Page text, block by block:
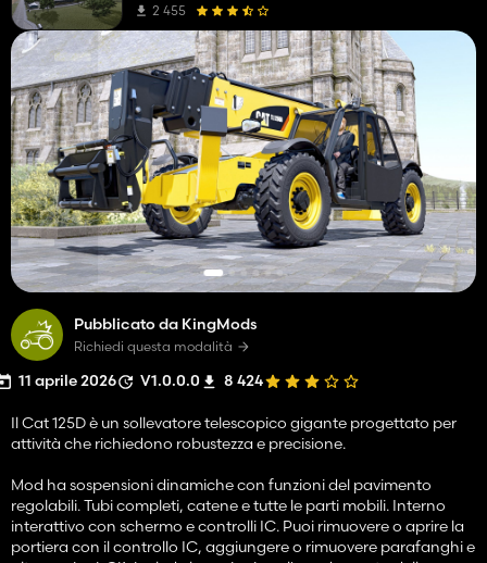
Pubblicato da KingMods
Richiedi questa modalità
11 aprile 2026 V1.0.0.0 8 424
Il Cat 125D è un sollevatore telescopico gigante progettato per
attività che richiedono robustezza e precisione.
Mod ha sospensioni dinamiche con funzioni del pavimento
regolabili. Tubi completi, catene e tutte le parti mobili. Interno
interattivo con schermo e controlli IC. Puoi rimuovere o aprire la
portiera con il controllo IC, aggiungere o rimuovere parafanghi e
2 455